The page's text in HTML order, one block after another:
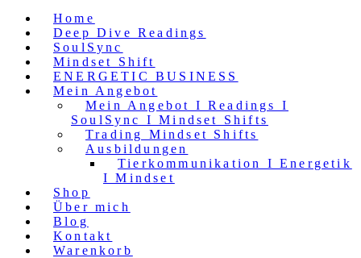
Home
Deep Dive Readings
SoulSync
Mindset Shift
ENERGETIC BUSINESS
Mein Angebot
Mein Angebot I Readings I
SoulSync I Mindset Shifts
Trading Mindset Shifts
Ausbildungen
Tierkommunikation I Energetik
I Mindset
Shop
Über mich
Blog
Kontakt
Warenkorb